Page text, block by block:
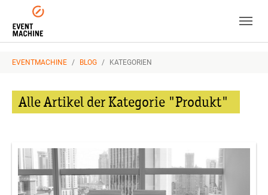
Skip to main navigation
Zum Hauptinhalt springen
Skip to page footer
EVENTMACHINE BLOG KATEGORIEN
Alle Artikel der Kategorie "Produkt"